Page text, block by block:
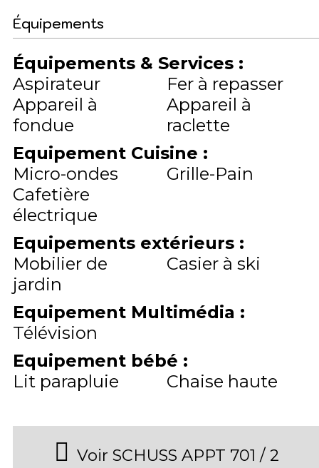
Équipements
Équipements & Services :
Aspirateur
Fer à repasser
Appareil à
fondue
Appareil à
raclette
Equipement Cuisine :
Micro-ondes
Grille-Pain
Cafetière
électrique
Equipements extérieurs :
Mobilier de
jardin
Casier à ski
Equipement Multimédia :
Télévision
Equipement bébé :
Lit parapluie
Chaise haute
Voir SCHUSS APPT 701 / 2